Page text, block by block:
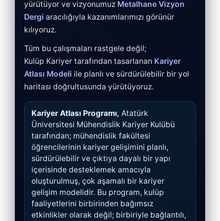
yürütüyor ve vizyonumuz Metalhane Vizyon
Dergi aracılığıyla kazanımlarımızı görünür
kılıyoruz.
Tüm bu çalışmaları rastgele değil;
Kulüp Kariyer tarafından tasarlanan Kariyer
Atlası Modeli ile planlı ve sürdürülebilir bir yol
haritası doğrultusunda yürütüyoruz.
Kariyer Atlası Programı, Atatürk
Üniversitesi Mühendislik Kariyer Kulübü
tarafından; mühendislik fakültesi
öğrencilerinin kariyer gelişimini planlı,
sürdürülebilir ve çıktıya dayalı bir yapı
içerisinde desteklemek amacıyla
oluşturulmuş, çok aşamalı bir kariyer
gelişim modelidir. Bu program, kulüp
faaliyetlerini birbirinden bağımsız
etkinlikler olarak değil; birbiriyle bağlantılı,